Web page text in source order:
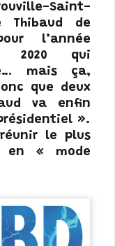
Saint-
Thibaud de
l’année
2020 qui
mais ça,
que deux
va enfin
».
le plus
en « mode